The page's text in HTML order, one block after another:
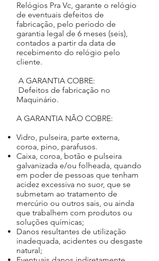
Relógios Pra Vc, garante o relógio
de eventuais defeitos de
fabricação, pelo período de
garantia legal de 6 meses (seis),
contados a partir da data de
recebimento do relógio pelo
cliente.
A GARANTIA COBRE:
Defeitos de fabricação no
Maquinário.
A GARANTIA NÃO COBRE:
Vidro, pulseira, parte externa,
coroa, pino, parafusos.
Caixa, coroa, botão e pulseira
galvanizada e/ou folheada, quando
em poder de pessoas que tenham
acidez excessiva no suor, que se
submetam ao tratamento de
mercúrio ou outros sais, ou ainda
que trabalhem com produtos ou
soluções químicas;
Danos resultantes de utilização
inadequada, acidentes ou desgaste
natural;